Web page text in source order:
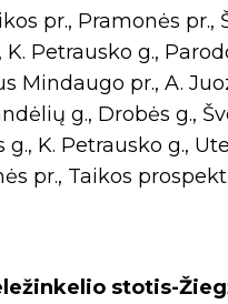
pr., Pramonės pr.,
K. Petrausko g.,
Mindaugo pr., A.
g., Drobės g.,
K. Petrausko g.,
pr., Taikos
stotis-